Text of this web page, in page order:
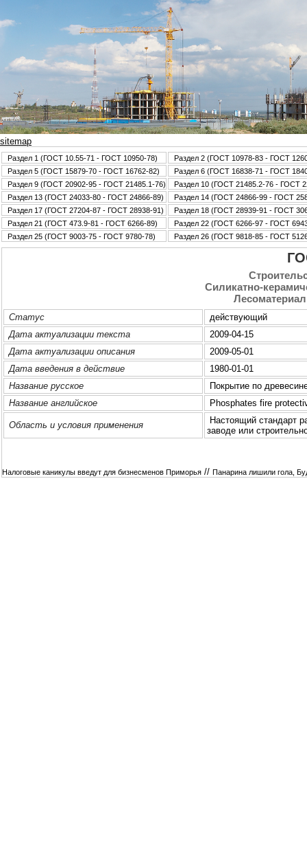
sitemap
Раздел 1 (ГОСТ 10.55-71 - ГОСТ 10950-78)
Раздел 2 (ГОСТ 10978-83 - ГОСТ
Раздел 5 (ГОСТ 15879-70 - ГОСТ 16762-82)
Раздел 6 (ГОСТ 16838-71 - ГОСТ
Раздел 9 (ГОСТ 20902-95 - ГОСТ 21485.1-76)
Раздел 10 (ГОСТ 21485.2-76 - ГОСТ
Раздел 13 (ГОСТ 24033-80 - ГОСТ 24866-89)
Раздел 14 (ГОСТ 24866-99 - ГОСТ
Раздел 17 (ГОСТ 27204-87 - ГОСТ 28938-91)
Раздел 18 (ГОСТ 28939-91 - ГОСТ
Раздел 21 (ГОСТ 473.9-81 - ГОСТ 6266-89)
Раздел 22 (ГОСТ 6266-97 - ГОСТ
Раздел 25 (ГОСТ 9003-75 - ГОСТ 9780-78)
Раздел 26 (ГОСТ 9818-85 - ГОСТ
Силикатно-
Статус
действующий
Дата актуализации текста
2009-04-15
Дата актуализации описания
2009-05-01
Дата введения в действие
1980-01-01
Название русское
Покрытие по
Название английское
Phosphates fire
Область и условия применения
Настоящий стандарт
заводе или
Налоговые каникулы введут для бизнесменов Приморья // Панарина лишили гола,